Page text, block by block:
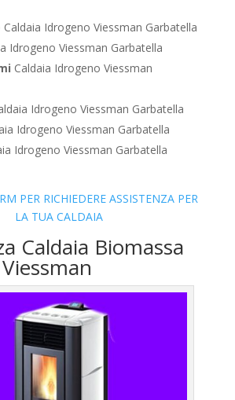
Caldaia Idrogeno Viessman Garbatella
Idrogeno Viessman Garbatella
Caldaia Idrogeno Viessman
Idrogeno Viessman Garbatella
Idrogeno Viessman Garbatella
Idrogeno Viessman Garbatella
PER RICHIEDERE ASSISTENZA PER
LA TUA CALDAIA
Caldaia Biomassa